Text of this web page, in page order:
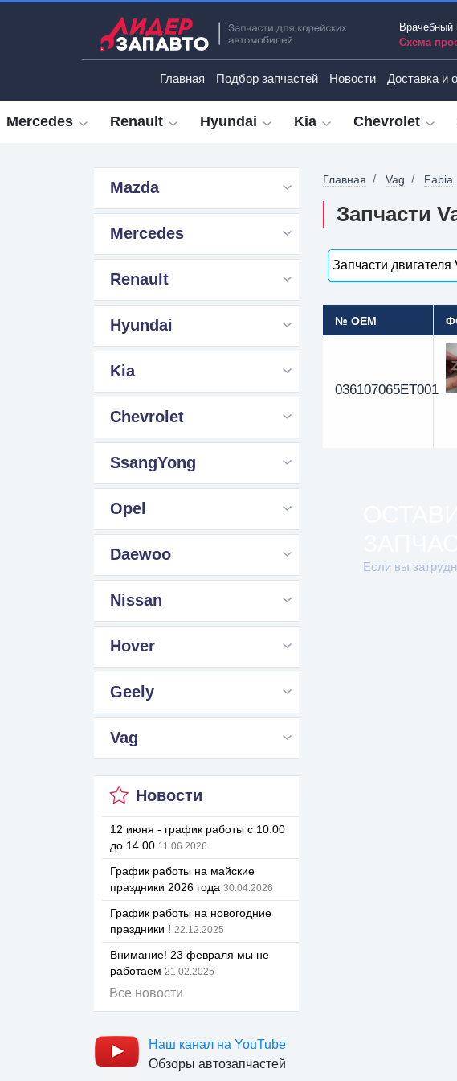
Врачебный
Схема
Главная Подбор запчастей Новости Доставка и
Mercedes Renault Hyundai Kia Chevrolet
Mazda
Mercedes
Renault
Hyundai
Kia
Chevrolet
SsangYong
Opel
Daewoo
Nissan
Hover
Geely
Vag
Новости
12 июня - график работы с 10.00
до 14.00 11.06.2026
График работы на майские
праздники 2026 года 30.04.2026
График работы на новогодние
праздники ! 22.12.2025
Внимание! 23 февраля мы не
работаем 21.02.2025
Все новости
Наш канал на YouTube
Обзоры автозапчастей
Главная Vag Fabia
Запчасти
Запчасти двигателя
№ OEM
036107065ET001
Если вы